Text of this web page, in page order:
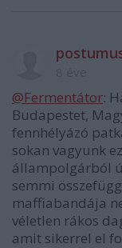
@Fermentátor:
Budapestet,
fennhélyázó
sokan vagyunk
állampolgárból
semmi
maffiabandája
véletlen rákos
amit sikerrel el